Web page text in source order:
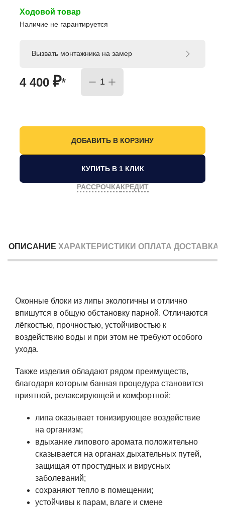
Ходовой товар
Наличие не гарантируется
4 400 ₽*
Вызвать монтажника на замер
КУПИТЬ В 1 КЛИК
РАССРОЧКАКРЕДИТ
ОПИСАНИЕ ХАРАКТЕРИСТИКИ ОПЛАТА ДОСТАВКА
Оконные блоки из липы экологичны и отлично
впишутся в общую обстановку парной. Отличаются
лёгкостью, прочностью, устойчивостью к
воздействию воды и при этом не требуют особого
ухода.
Также изделия обладают рядом преимуществ,
благодаря которым банная процедура становится
приятной, релаксирующей и комфортной:
липа оказывает тонизирующее воздействие
на организм;
вдыхание липового аромата положительно
сказывается на органах дыхательных путей,
защищая от простудных и вирусных
заболеваний;
сохраняют тепло в помещении;
устойчивы к парам, влаге и смене